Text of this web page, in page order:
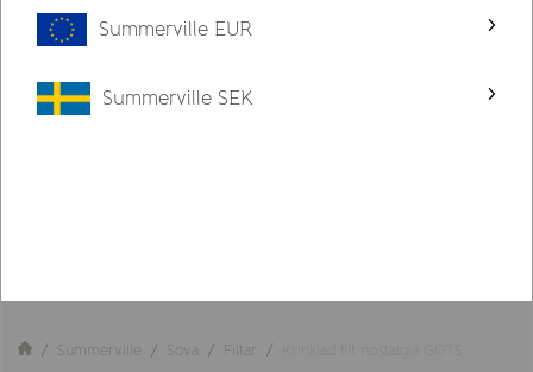
Summerville Sova Filtar Krinklad filt nostalgia GOTS
Summerville EUR
Summerville SEK